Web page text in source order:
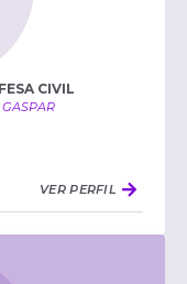
CIVIL
VER PERFIL